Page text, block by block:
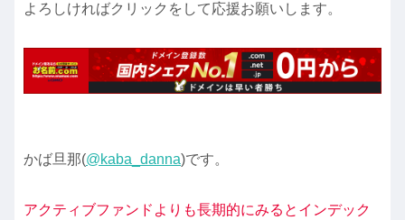
よろしければクリックをして応援お願いします。
かば旦那(@kaba_danna)です。
アクティブファンドよりも長期的にみるとインデック